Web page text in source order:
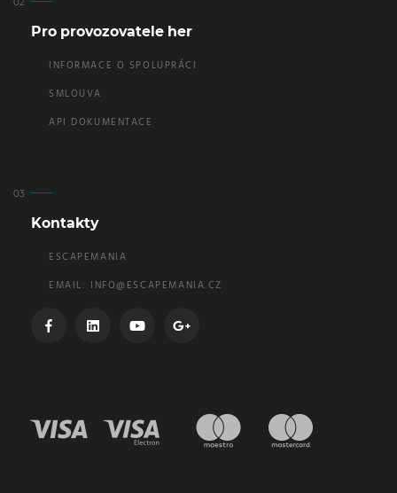
Pro provozovatele her
INFORMACE O SPOLUPRÁCI
SMLOUVA
API DOKUMENTACE
Kontakty
ESCAPEMANIA
EMAIL: INFO@ESCAPEMANIA.CZ